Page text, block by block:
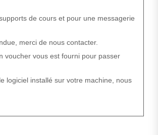
de cours et pour une messagerie
merci de nous contacter.
voucher vous est fourni pour passer
logiciel installé sur votre machine, nous